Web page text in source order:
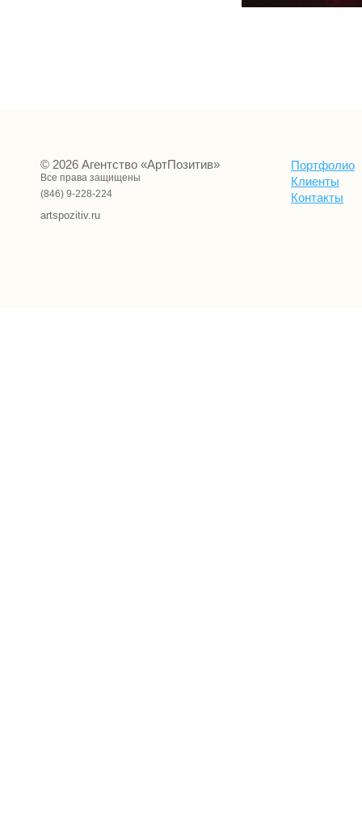
© 2026 Агентство «АртПозитив»
Все права защищены
(846) 9-228-224
artspozitiv.ru
Портфолио
Клиенты
Контакты